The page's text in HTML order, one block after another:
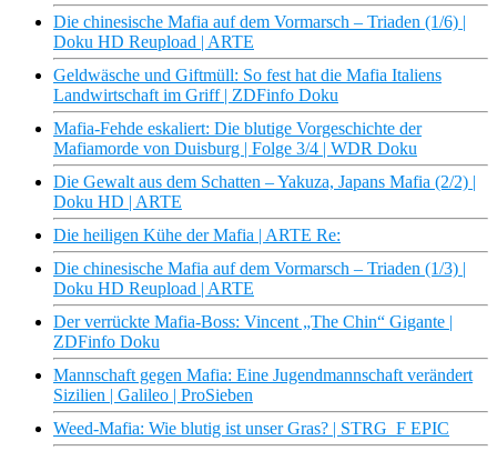
Die chinesische Mafia auf dem Vormarsch – Triaden (1/6) |
Doku HD Reupload | ARTE
Geldwäsche und Giftmüll: So fest hat die Mafia Italiens
Landwirtschaft im Griff | ZDFinfo Doku
Mafia-Fehde eskaliert: Die blutige Vorgeschichte der
Mafiamorde von Duisburg | Folge 3/4 | WDR Doku
Die Gewalt aus dem Schatten – Yakuza, Japans Mafia (2/2) |
Doku HD | ARTE
Die heiligen Kühe der Mafia | ARTE Re:
Die chinesische Mafia auf dem Vormarsch – Triaden (1/3) |
Doku HD Reupload | ARTE
Der verrückte Mafia-Boss: Vincent „The Chin“ Gigante |
ZDFinfo Doku
Mannschaft gegen Mafia: Eine Jugendmannschaft verändert
Sizilien | Galileo | ProSieben
Weed-Mafia: Wie blutig ist unser Gras? | STRG_F EPIC